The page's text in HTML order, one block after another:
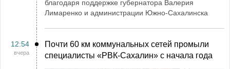
благодаря поддержке губернатора Валерия
Лимаренко и администрации Южно-Сахалинска
12:54
вчера
Почти 60 км коммунальных сетей промыли
специалисты «РВК‑Сахалин» с начала года